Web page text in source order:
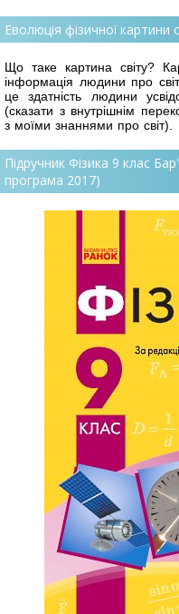
Еволюція фізичної картини
Що таке картина світу?
інформація людини про
це здатність людини
(сказати з внутрішнім
з моїми знаннями про світ).
Підручник Фізика 9 клас
програма 2017)